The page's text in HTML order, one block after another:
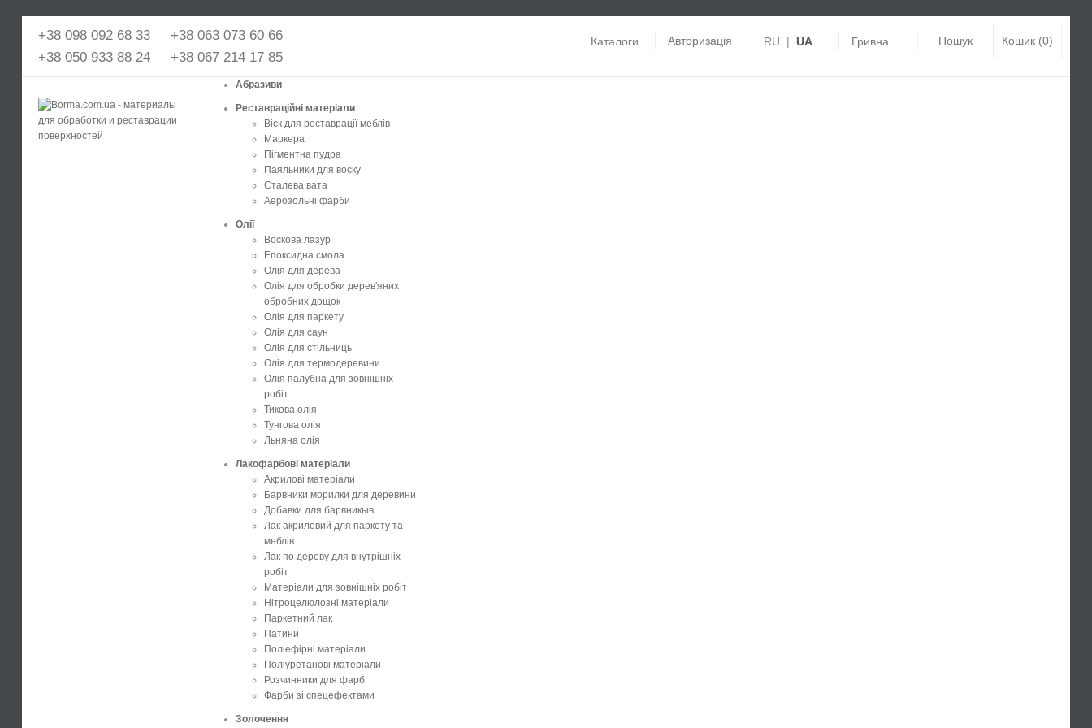
+38 098 092 68 33
+38 063 073 60 66
+38 050 933 88 24
+38 067 214 17 85
Каталоги Авторизація RU | UA Гривна Пошук Кошик (0)
Абразиви
Реставраційні матеріали
Віск для реставрації меблів
Маркера
Пігментна пудра
Паяльники для воску
Сталева вата
Аерозольні фарби
Олії
Воскова лазур
Епоксидна смола
Олія для дерева
Олія для обробки дерев'яних
обробних дощок
Олія для паркету
Олія для саун
Олія для стільниць
Олія для термодеревини
Олія палубна для зовнішніх
робіт
Тикова олія
Тунгова олія
Льняна олія
Лакофарбові матеріали
Акрилові матеріали
Барвники морилки для деревини
Добавки для барвникыв
Лак акриловий для паркету та
меблів
Лак по дереву для внутрішніх
робіт
Матеріали для зовнішніх робіт
Нітроцелюлозні матеріали
Паркетний лак
Патини
Поліефірні матеріали
Поліуретанові матеріали
Розчинники для фарб
Фарби зі спецефектами
Золочення